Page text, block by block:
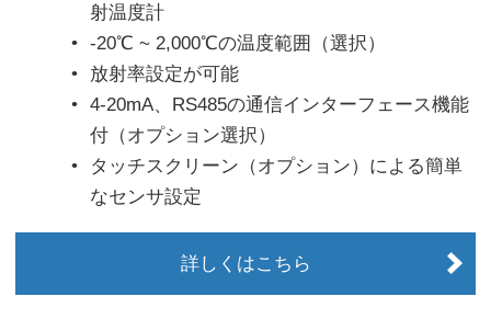
射温度計
-20℃ ~ 2,000℃の温度範囲（選択）
放射率設定が可能
4-20mA、RS485の通信インターフェース機能
付（オプション選択）
タッチスクリーン（オプション）による簡単
なセンサ設定
詳しくはこちら